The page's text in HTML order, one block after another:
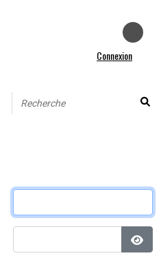
Connexion